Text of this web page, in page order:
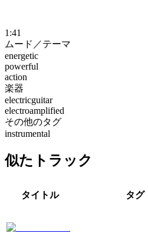
1:41
ムード／テーマ
energetic
powerful
action
楽器
electricguitar
electroamplified
その他のタグ
instrumental
似たトラック
タイトル タグ